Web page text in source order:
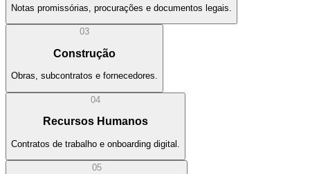
Notas promissórias, procurações e documentos legais.
03
Construção
Obras, subcontratos e fornecedores.
04
Recursos Humanos
Contratos de trabalho e onboarding digital.
05